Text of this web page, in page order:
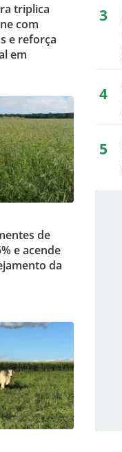
triplica
com
e reforça
em
de
e acende
da